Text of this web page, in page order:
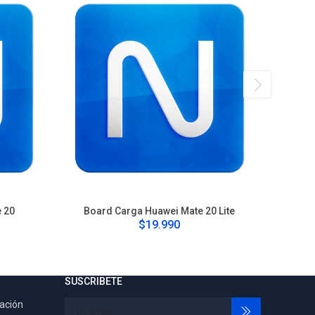
20 Board Carga Huawei Mate 20 Lite
$19.990
SUSCRIBETE